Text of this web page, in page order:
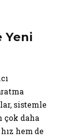
Yeni
sistemle
daha
hem de